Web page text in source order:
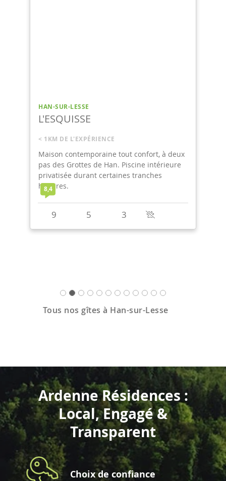
HAN-SUR-LESSE
L'ESQUISSE
< 1KM DE L'EXPÉRIENCE
Maison contemporaine tout confort, à deux
pas des Grottes de Han. Piscine intérieure
privatisée durant certaines tranches
horaires.
8,4
9 5 3
Tous nos gîtes à Han-sur-Lesse
Ardenne Résidences :
Local, Engagé &
Transparent
Choix de confiance